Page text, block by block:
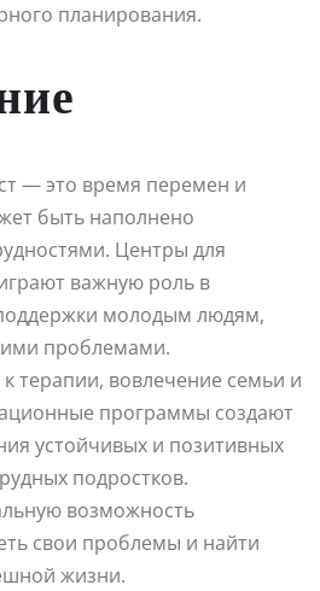
планирования.
— это время перемен и
быть наполнено
Центры для
важную роль в
молодым людям,
проблемами.
терапии, вовлечение семьи и
программы создают
устойчивых и позитивных
подростков.
возможность
свои проблемы и найти
жизни.